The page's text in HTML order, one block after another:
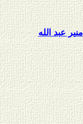
منير عبد الله